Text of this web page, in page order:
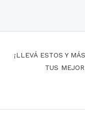
¡LLEVÁ ESTOS Y
TUS